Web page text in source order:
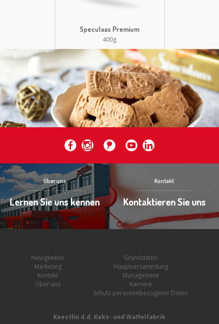
Speculaas Premium
400g
Über uns
Lernen Sie uns kennen
Kontakt
Kontaktieren Sie uns
Neuigkeiten
Marketing
Kontakt
Über uns
Grunddaten
Hauptversammlung
Management
Karriere
Schutz personenbezogener Daten
Koestlin d.d. Keks- und Waffelfabrik